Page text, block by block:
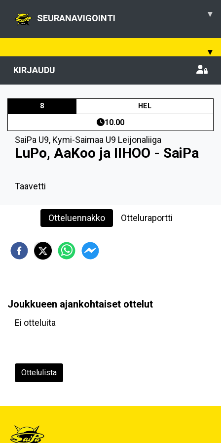
SEURANAVIGOINTI ▾
▾
KIRJAUDU
8 HEL
10.00
SaiPa U9, Kymi-Saimaa U9 Leijonaliiga
LuPo, AaKoo ja IIHOO - SaiPa
Taavetti
Otteluennakko Otteluraportti
Joukkueen ajankohtaiset ottelut
Ei otteluita
Ottelulista